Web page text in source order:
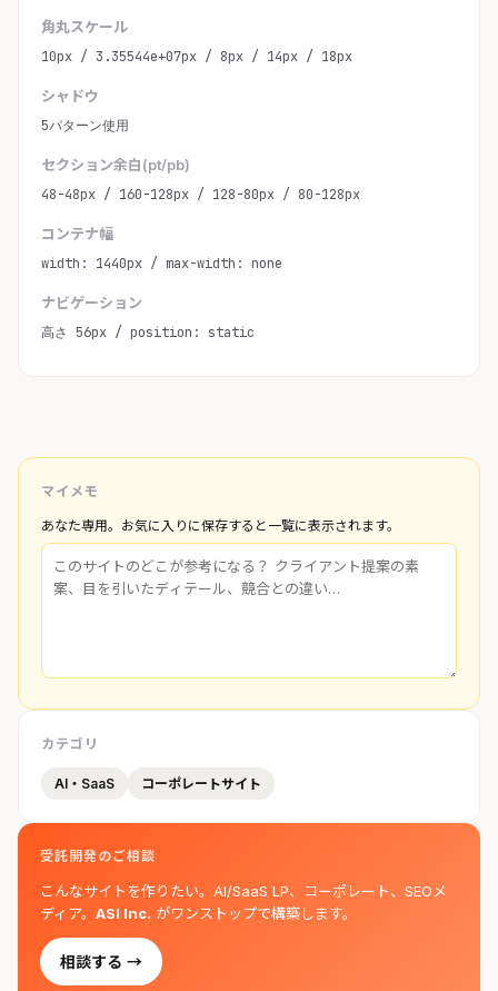
角丸スケール
10px / 3.35544e+07px / 8px / 14px / 18px
シャドウ
5パターン使用
セクション余白(pt/pb)
48-48px / 160-128px / 128-80px / 80-128px
コンテナ幅
width: 1440px / max-width: none
ナビゲーション
高さ 56px / position: static
マイメモ
あなた専用。お気に入りに保存すると一覧に表示されます。
カテゴリ
AI・SaaS コーポレートサイト
受託開発のご相談
こんなサイトを作りたい。AI/SaaS LP、コーポレート、SEOメ
ディア。 ASI Inc. がワンストップで構築します。
相談する →